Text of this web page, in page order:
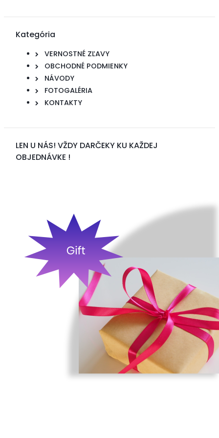
Kategória
VERNOSTNÉ ZĽAVY
OBCHODNÉ PODMIENKY
NÁVODY
FOTOGALÉRIA
KONTAKTY
LEN U NÁS! VŽDY DARČEKY KU KAŽDEJ
OBJEDNÁVKE !